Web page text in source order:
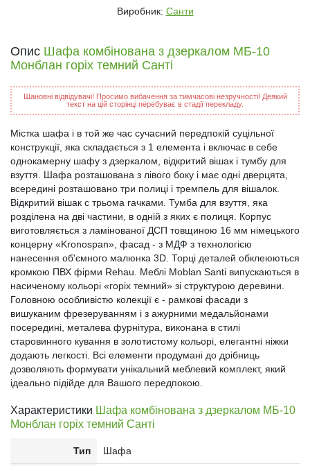
Виробник: Санти
Опис Шафа комбінована з дзеркалом МБ-10
Монблан горіх темний Санті
Шановні відвідувачі! Просимо вибачення за тимчасові незручності! Деякий
текст на цій сторінці перебуває в стадії перекладу.
Містка шафа і в той же час сучасний передпокій суцільної
конструкції, яка складається з 1 елемента і включає в себе
однокамерну шафу з дзеркалом, відкритий вішак і тумбу для
взуття. Шафа розташована з лівого боку і має одні дверцята,
всередині розташовано три полиці і тремпель для вішалок.
Відкритий вішак c трьома гачками. Тумба для взуття, яка
розділена на дві частини, в одній з яких є полиця. Корпус
виготовляється з ламінованої ДСП товщиною 16 мм німецького
концерну «Kronospan», фасад - з МДФ з технологією
нанесення об'ємного малюнка 3D. Торці деталей обклеюються
кромкою ПВХ фірми Rehau. Меблі Moblan Santi випускаються в
насиченому кольорі «горіх темний» зі структурою деревини.
Головною особливістю колекції є - рамкові фасади з
вишуканим фрезеруванням і з ажурними медальйонами
посередині, металева фурнітура, виконана в стилі
старовинного кування в золотистому кольорі, елегантні ніжки
додають легкості. Всі елементи продумані до дрібниць
дозволяють формувати унікальний меблевий комплект, який
ідеально підійде для Вашого передпокою.
Характеристики Шафа комбінована з дзеркалом МБ-10
Монблан горіх темний Санті
Тип Шафа